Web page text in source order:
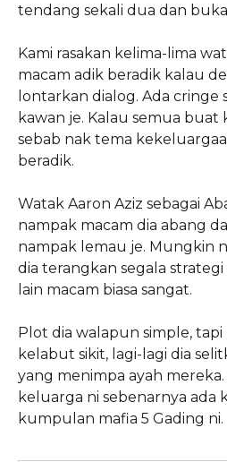
tendang sekali dua dan
Kami rasakan kelima-lima
macam adik beradik kalau
lontarkan dialog. Ada cringe
kawan je. Kalau semua buat
sebab nak tema
beradik.
Watak Aaron Aziz sebagai
nampak macam dia abang
nampak lemau je. Mungkin
dia terangkan segala
lain macam biasa sangat.
Plot dia walapun simple,
kelabut sikit, lagi-lagi dia
yang menimpa ayah
keluarga ni sebenarnya ada
kumpulan mafia 5 Gading ni.